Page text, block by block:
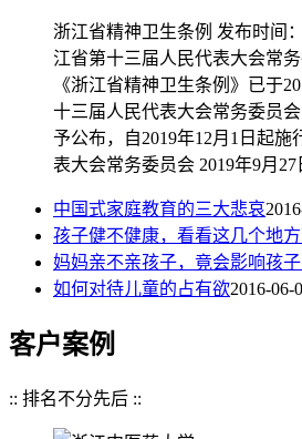
浙江省精神卫生条例 发布时间
江省第十三届人民代表大会常
《浙江省精神卫生条例》已于
十三届人民代表大会常务委员
予公布，自2019年12月1日
表大会常务委员会 2019年9月
中国式家庭教育的三大悲哀
孩子健不健康，看看这几个地方
妈妈亲不亲孩子，竟会影响孩
如何对待儿童的占有欲2016-06-
客户案例
:: 排名不分先后 ::